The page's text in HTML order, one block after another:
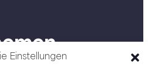
Einstellungen